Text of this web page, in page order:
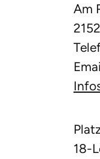
Am
18-